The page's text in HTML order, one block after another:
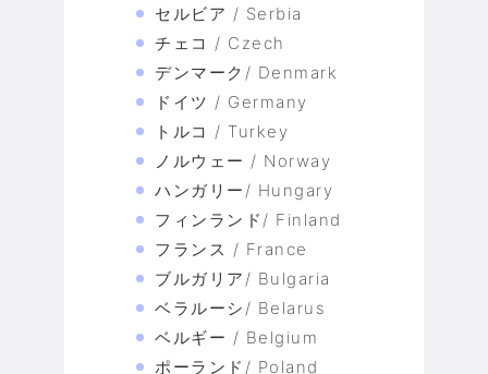
セルビア / Serbia
チェコ / Czech
デンマーク/ Denmark
ドイツ / Germany
トルコ / Turkey
ノルウェー / Norway
ハンガリー/ Hungary
フィンランド/ Finland
フランス / France
ブルガリア/ Bulgaria
ベラルーシ/ Belarus
ベルギー / Belgium
ポーランド/ Poland